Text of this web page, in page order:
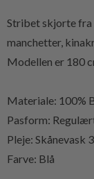
Stribet skjorte fra
manchetter,
Modellen er 180
Materiale: 100%
Pasform:
Pleje: Skånevask
Farve: Blå